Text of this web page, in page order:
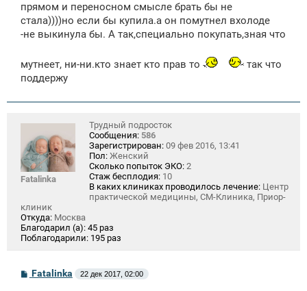
прямом и переносном смысле брать бы не
стала))))но если бы купила.а он помутнел вхолоде
-не выкинула бы. А так,специально покупать,зная что
мутнеет, ни-ни.кто знает кто прав то
так что
поддержу
Fatalinka
Трудный подросток
Сообщения: 586
Зарегистрирован: 09 фев 2016, 13:41
Пол: Женский
Сколько попыток ЭКО: 2
Стаж бесплодия: 10
В каких клиниках проводилось лечение: Центр
практической медицины, СМ-Клиника, Приор-
клиник
Откуда: Москва
Благодарил (а): 45 раз
Поблагодарили: 195 раз
С
о
Fatalinka 22 дек 2017, 02:00